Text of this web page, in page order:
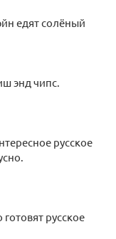
едят солёный
энд чипс.
русское
русское